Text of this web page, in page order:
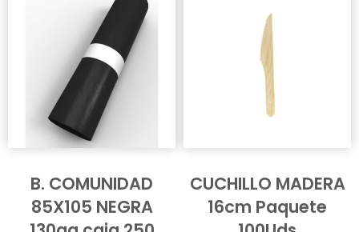
B. COMUNIDAD
85X105 NEGRA
CUCHILLO MADERA
16cm Paquete